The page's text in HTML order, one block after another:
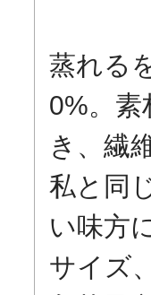
蒸れる
0%。
き、繊
私と同
い味方
サイズ